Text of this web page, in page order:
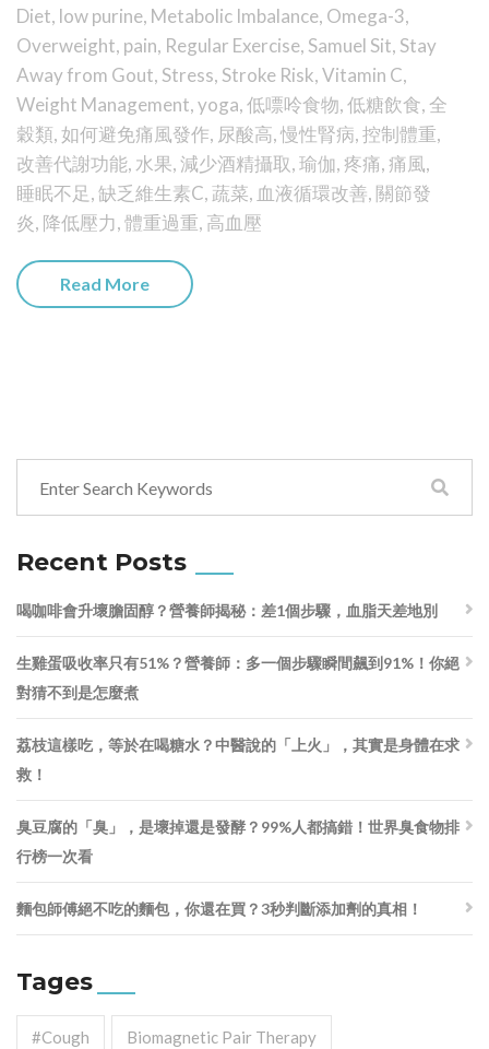
Diet, low purine, Metabolic Imbalance, Omega-3,
Overweight, pain, Regular Exercise, Samuel Sit, Stay
Away from Gout, Stress, Stroke Risk,Vitamin C,
Weight Management,yoga,低嘌呤食物,低糖飲食,全
穀類,如何避免痛風發作, 尿酸高,慢性腎病,控制體重,
改善代謝功能,水果, 減少酒精攝取,瑜伽,疼痛,痛風,
睡眠不足,缺乏維生素C,蔬菜, 血液循環改善, 關節發
炎, 降低壓力,體重過重, 高血壓
Read More
Recent Posts
喝咖啡會升壞膽固醇？營養師揭秘：差1個步驟，血脂天差地別
生雞蛋吸收率只有51%？營養師：多一個步驟瞬間飆到91%！你絕
對猜不到是怎麼煮
荔枝這樣吃，等於在喝糖水？中醫說的「上火」，其實是身體在求
救！
臭豆腐的「臭」，是壞掉還是發酵？99%人都搞錯！世界臭食物排
行榜一次看
麵包師傅絕不吃的麵包，你還在買？3秒判斷添加劑的真相！
Tages
#cough Biomagnetic Pair Therapy